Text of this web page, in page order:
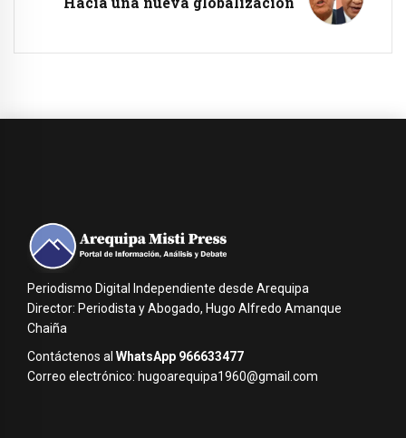
Periodismo Digital Independiente desde Arequipa
Director: Periodista y Abogado, Hugo Alfredo Amanque
Chaiña
Contáctenos al WhatsApp 966633477
Correo electrónico: hugoarequipa1960@gmail.com